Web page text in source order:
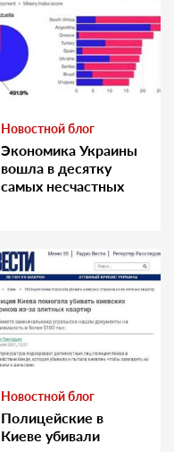
Новостной блог
Экономика Украины
вошла в десятку
самых несчастных
Новостной блог
Полицейские в
Киеве убивали